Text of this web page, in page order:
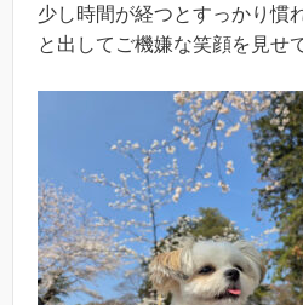
少し時間が経つとすっかり慣
と出してご機嫌な笑顔を見せ